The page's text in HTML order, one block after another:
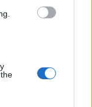
zona per
a
Contro: niente
bisogna